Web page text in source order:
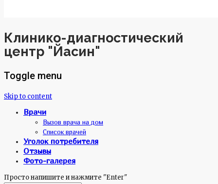
Клинико-диагностический
центр "Йасин"
Toggle menu
Skip to content
Врачи
Вызов врача на дом
Список врачей
Уголок потребителя
Отзывы
Фото-галерея
Просто напишите и нажмите "Enter"